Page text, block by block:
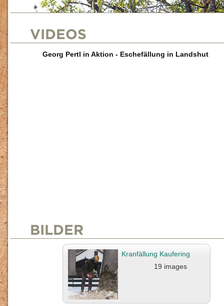
VIDEOS
Georg Pertl in Aktion - Eschefällung in Landshut
BILDER
Kranfällung Kaufering
19 images